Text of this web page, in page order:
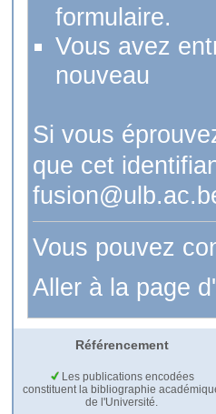
formulaire.
Vous avez
nouveau
Si vous
que cet
Vous pouvez
Aller à la page
Référencement
Les publications encodées
constituent la bibliographie
de l'Université.